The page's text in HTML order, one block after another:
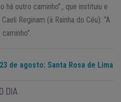
há outro caminho”., que instituiu e
Reginam (à Rainha do Céu): “A
de agosto: Santa Rosa de Lima
DIA